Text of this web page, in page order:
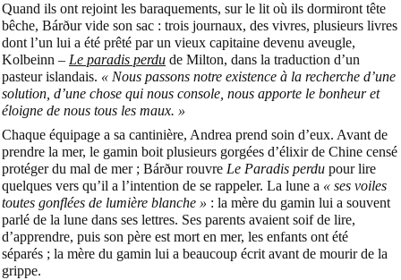
Quand ils ont rejoint les baraquements, sur le lit où ils dormiront tête
bêche, Bárður vide son sac : trois journaux, des vivres, plusieurs livres
dont l’un lui a été prêté par un vieux capitaine devenu aveugle,
Kolbeinn – Le paradis perdu de Milton, dans la traduction d’un
pasteur islandais. « Nous passons notre existence à la recherche d’une
solution, d’une chose qui nous console, nous apporte le bonheur et
éloigne de nous tous les maux. »
Chaque équipage a sa cantinière, Andrea prend soin d’eux. Avant de
prendre la mer, le gamin boit plusieurs gorgées d’élixir de Chine censé
protéger du mal de mer ; Bárður rouvre Le Paradis perdu pour lire
quelques vers qu’il a l’intention de se rappeler. La lune a « ses voiles
toutes gonflées de lumière blanche » : la mère du gamin lui a souvent
parlé de la lune dans ses lettres. Ses parents avaient soif de lire,
d’apprendre, puis son père est mort en mer, les enfants ont été
séparés ; la mère du gamin lui a beaucoup écrit avant de mourir de la
grippe.